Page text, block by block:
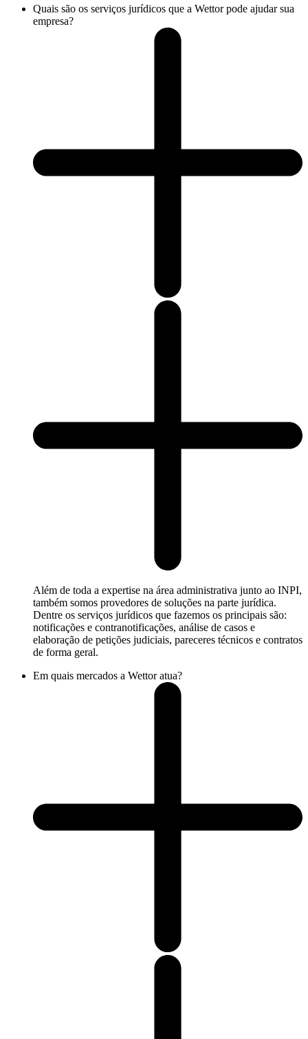
Quais são os serviços jurídicos que a Wettor pode ajudar sua
empresa?
Além de toda a expertise na área administrativa junto ao INPI,
também somos provedores de soluções na parte jurídica.
Dentre os serviços jurídicos que fazemos os principais são:
notificações e contranotificações, análise de casos e
elaboração de petições judiciais, pareceres técnicos e contratos
de forma geral.
Em quais mercados a Wettor atua?